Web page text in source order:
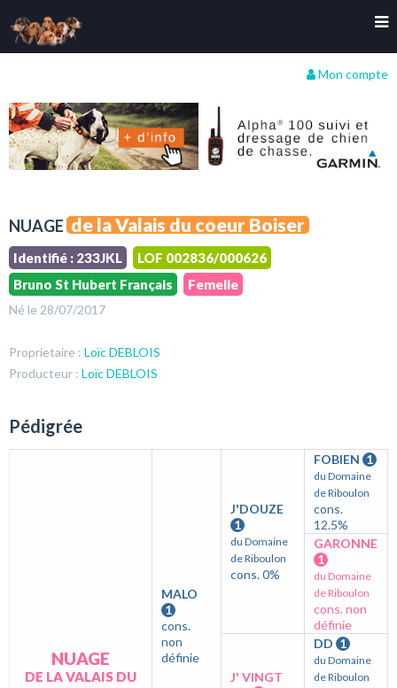
Mon compte
NUAGE de la Valais du coeur Boiser
Identifié : 233JKL
LOF 002836/000626
Bruno St Hubert Français
Femelle
Né le 28/07/2017
Proprietaire : Loïc DEBLOIS
Producteur : Loïc DEBLOIS
Pédigrée
NUAGE
DE LA VALAIS DU
MALO
1
cons.
non
définie
J'DOUZE
1
du Domaine
de Riboulon
cons. 0%
FOBIEN 1
du Domaine
de Riboulon
cons.
12.5%
GARONNE
1
du Domaine
de Riboulon
cons. non
définie
J' VINGT
DD 1
du Domaine
de Riboulon